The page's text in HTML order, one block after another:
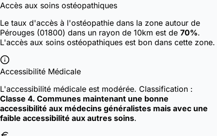
Accès aux soins ostéopathiques
Le taux d'accès à l'ostéopathie dans la zone autour de
Pérouges (01800) dans un rayon de 10km est de 70%.
L'accès aux soins ostéopathiques est bon dans cette zone.
Accessibilité Médicale
L'accessibilité médicale est modérée. Classification :
Classe 4. Communes maintenant une bonne
accessibilité aux médecins généralistes mais avec une
faible accessibilité aux autres soins.